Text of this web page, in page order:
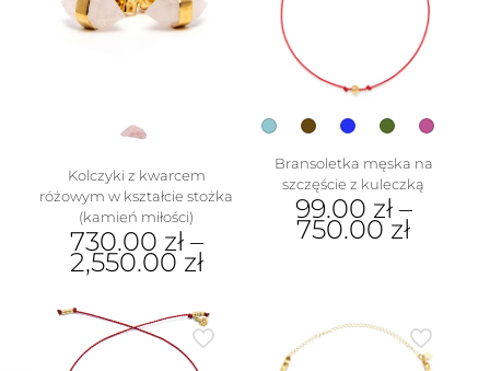
Kolczyki z kwarcem
różowym w kształcie stożka
(kamień miłości)
730.00 zł–
2,550.00 zł
produkt
ma
wiele
Bransoletka męska na
szczęście z kuleczką
99.00 zł–
750.00 zł
wariantów.